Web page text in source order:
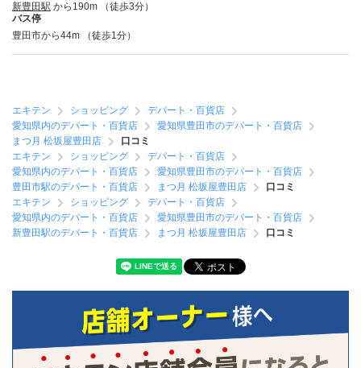
新豊田駅 から190m （徒歩3分）
バス停
豊田市から44m （徒歩1分）
エキテン ショッピング
デパート・百貨店
愛知県内のデパート・百貨店
愛知県豊田市のデパート・百貨店
まつ月 松坂屋豊田店
口コミ
エキテン
ショッピング
デパート・百貨店
愛知県内のデパート・百貨店
愛知県豊田市のデパート・百貨店
豊田市駅のデパート・百貨店
まつ月 松坂屋豊田店
口コミ
エキテン
ショッピング
デパート・百貨店
愛知県内のデパート・百貨店
愛知県豊田市のデパート・百貨店
新豊田駅のデパート・百貨店
まつ月 松坂屋豊田店 口コミ